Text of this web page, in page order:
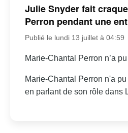
Julie Snyder fait
Perron pendant une
Publié le lundi 13 juillet à 04:59
Marie-Chantal Perron n’a
Marie-Chantal Perron n'a
en parlant de son rôle dans